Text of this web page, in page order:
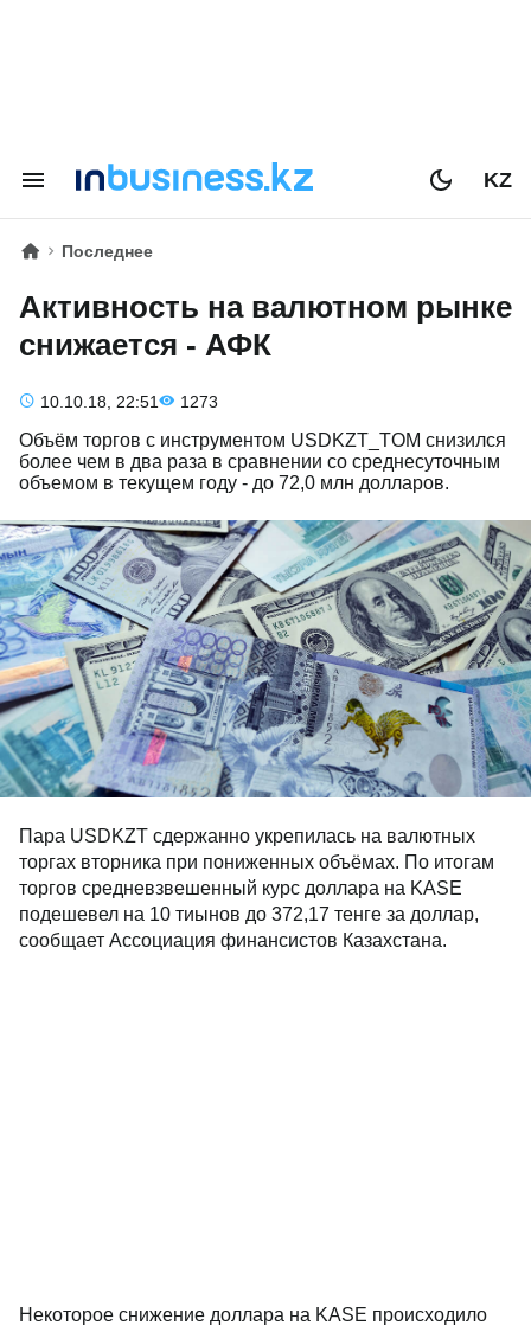
KZ
Последнее
Активность на валютном рынке
снижается - АФК
10.10.18, 22:51 1273
Объём торгов с инструментом USDKZT_TOM снизился
более чем в два раза в сравнении со среднесуточным
объемом в текущем году - до 72,0 млн долларов.
Пара USDKZT сдержанно укрепилась на валютных
торгах вторника при пониженных объёмах. По итогам
торгов средневзвешенный курс доллара на KASE
подешевел на 10 тиынов до 372,17 тенге за доллар,
сообщает Ассоциация финансистов Казахстана.
Некоторое снижение доллара на KASE происходило